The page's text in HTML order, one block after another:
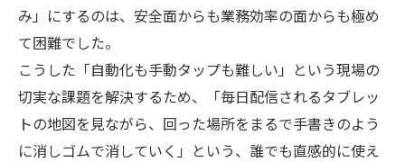
み」にするのは、安全面からも業務効率の面からも極め
て困難でした。
こうした「自動化も手動タップも難しい」という現場の
切実な課題を解決するため、「毎日配信されるタブレッ
トの地図を見ながら、回った場所をまるで手書きのよう
に消しゴムで消していく」という、誰でも直感的に使え